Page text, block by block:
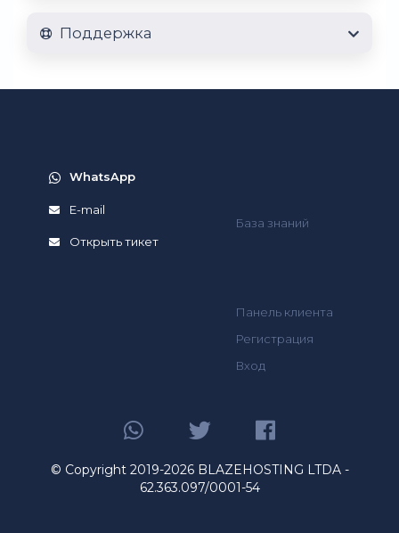
Поддержка
WhatsApp
E-mail
Открыть тикет
База знаний
Панель клиента
Регистрация
Вход
© Copyright 2019-2026 BLAZEHOSTING LTDA -
62.363.097/0001-54